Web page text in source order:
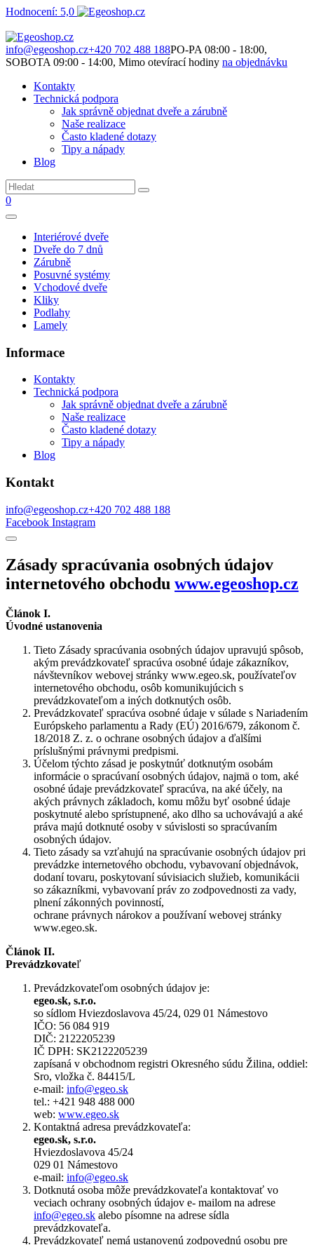
Hodnocení: 5,0
info@egeoshop.cz+420 702 488 188PO-PA 08:00 - 18:00,
SOBOTA 09:00 - 14:00, Mimo otevírací hodiny na objednávku
Kontakty
Technická podpora
Jak správně objednat dveře a zárubně
Naše realizace
Často kladené dotazy
Tipy a nápady
Blog
0
Interiérové dveře
Dveře do 7 dnů
Zárubně
Posuvné systémy
Vchodové dveře
Kliky
Podlahy
Lamely
Informace
Kontakty
Technická podpora
Jak správně objednat dveře a zárubně
Naše realizace
Často kladené dotazy
Tipy a nápady
Blog
Kontakt
info@egeoshop.cz+420 702 488 188
Facebook Instagram
Zásady spracúvania osobných údajov
internetového obchodu www.egeoshop.cz
Článok I.
Úvodné ustanovenia
Tieto Zásady spracúvania osobných údajov upravujú spôsob,
akým prevádzkovateľ spracúva osobné údaje zákazníkov,
návštevníkov webovej stránky www.egeo.sk, používateľov
internetového obchodu, osôb komunikujúcich s
prevádzkovateľom a iných dotknutých osôb.
Prevádzkovateľ spracúva osobné údaje v súlade s Nariadením
Európskeho parlamentu a Rady (EÚ) 2016/679, zákonom č.
18/2018 Z. z. o ochrane osobných údajov a ďalšími
príslušnými právnymi predpismi.
Účelom týchto zásad je poskytnúť dotknutým osobám
informácie o spracúvaní osobných údajov, najmä o tom, aké
osobné údaje prevádzkovateľ spracúva, na aké účely, na
akých právnych základoch, komu môžu byť osobné údaje
poskytnuté alebo sprístupnené, ako dlho sa uchovávajú a aké
práva majú dotknuté osoby v súvislosti so spracúvaním
osobných údajov.
Tieto zásady sa vzťahujú na spracúvanie osobných údajov pri
prevádzke internetového obchodu, vybavovaní objednávok,
dodaní tovaru, poskytovaní súvisiacich služieb, komunikácii
so zákazníkmi, vybavovaní práv zo zodpovednosti za vady,
plnení zákonných povinností,
ochrane právnych nárokov a používaní webovej stránky
www.egeo.sk.
Článok II.
Prevádzkovateľ
Prevádzkovateľom osobných údajov je:
egeo.sk, s.r.o.
so sídlom Hviezdoslavova 45/24, 029 01 Námestovo
IČO: 56 084 919
DIČ: 2122205239
IČ DPH: SK2122205239
zapísaná v obchodnom registri Okresného súdu Žilina, oddiel:
Sro, vložka č. 84415/L
e-mail: info@egeo.sk
tel.: +421 948 488 000
web: www.egeo.sk
Kontaktná adresa prevádzkovateľa:
egeo.sk, s.r.o.
Hviezdoslavova 45/24
029 01 Námestovo
e-mail: info@egeo.sk
Dotknutá osoba môže prevádzkovateľa kontaktovať vo
veciach ochrany osobných údajov e- mailom na adrese
info@egeo.sk alebo písomne na adrese sídla
prevádzkovateľa.
Prevádzkovateľ nemá ustanovenú zodpovednú osobu pre